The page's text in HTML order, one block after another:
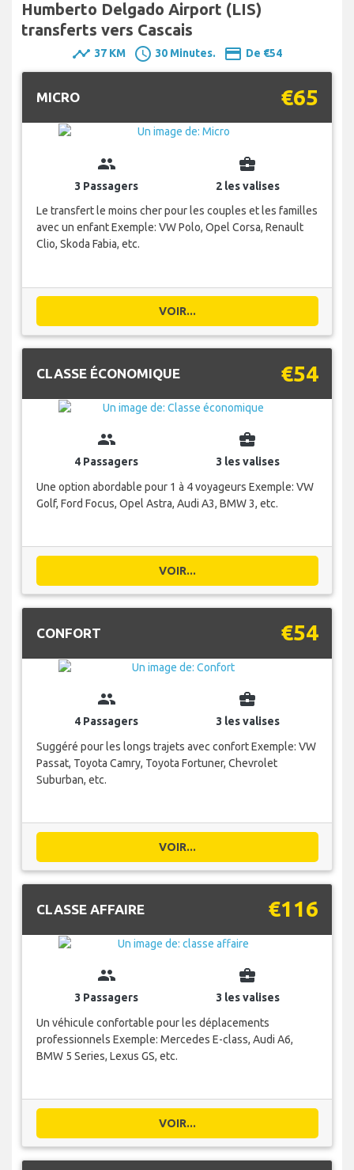
Humberto Delgado Airport (LIS)
transferts vers Cascais
timeline 37 KM schedule 30 Minutes. payment De €54
MICRO €65
group
3 Passagers
business_center
2 les valises
Le transfert le moins cher pour les couples et les familles
avec un enfant Exemple: VW Polo, Opel Corsa, Renault
Clio, Skoda Fabia, etc.
VOIR...
CLASSE ÉCONOMIQUE €54
group
4 Passagers
business_center
3 les valises
Une option abordable pour 1 à 4 voyageurs Exemple: VW
Golf, Ford Focus, Opel Astra, Audi A3, BMW 3, etc.
VOIR...
CONFORT €54
group
4 Passagers
business_center
3 les valises
Suggéré pour les longs trajets avec confort Exemple: VW
Passat, Toyota Camry, Toyota Fortuner, Chevrolet
Suburban, etc.
VOIR...
CLASSE AFFAIRE €116
group
3 Passagers
business_center
3 les valises
Un véhicule confortable pour les déplacements
professionnels Exemple: Mercedes E-class, Audi A6,
BMW 5 Series, Lexus GS, etc.
VOIR...